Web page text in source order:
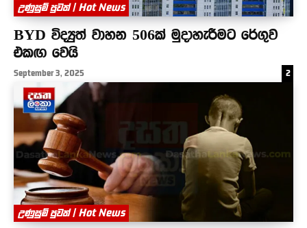
උණුසුම් පුවත් | Hot News
BYD විද්‍යුත් වාහන 506ක් මුදාහැරීමට රේගුව
එකඟ වෙයි
September 3, 2025 2
උණුසුම් පුවත් | Hot News